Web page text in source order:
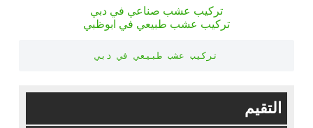
تركيب عشب صناعي في دبي
تركيب عشب طبيعي في ابوظبي
تركيب عشب طبيعي في دبي
التقيم